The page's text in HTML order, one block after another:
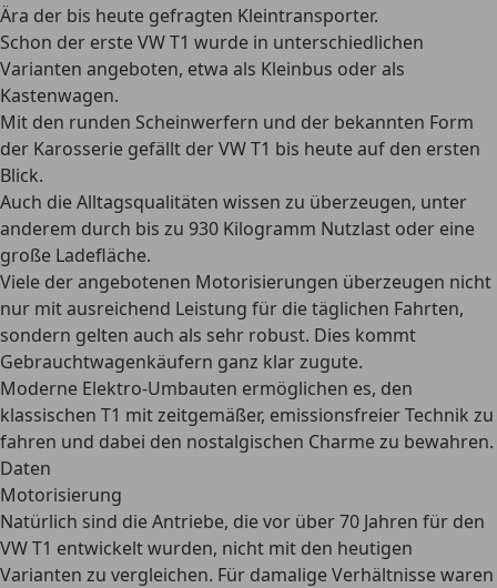
Ära der bis heute gefragten Kleintransporter.
Schon der erste VW T1 wurde in unterschiedlichen
Varianten angeboten, etwa als Kleinbus oder als
Kastenwagen.
Mit den runden Scheinwerfern und der bekannten Form
der Karosserie gefällt der VW T1 bis heute auf den ersten
Blick.
Auch die Alltagsqualitäten wissen zu überzeugen, unter
anderem durch bis zu 930 Kilogramm Nutzlast oder eine
große Ladefläche.
Viele der angebotenen Motorisierungen überzeugen nicht
nur mit ausreichend Leistung für die täglichen Fahrten,
sondern gelten auch als sehr robust. Dies kommt
Gebrauchtwagenkäufern ganz klar zugute.
Moderne Elektro-Umbauten ermöglichen es, den
klassischen T1 mit zeitgemäßer, emissionsfreier Technik zu
fahren und dabei den nostalgischen Charme zu bewahren.
Daten
Motorisierung
Natürlich sind die Antriebe, die vor über 70 Jahren für den
VW T1 entwickelt wurden, nicht mit den heutigen
Varianten zu vergleichen. Für damalige Verhältnisse waren